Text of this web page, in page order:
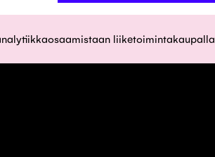
liiketoimintakaupalla